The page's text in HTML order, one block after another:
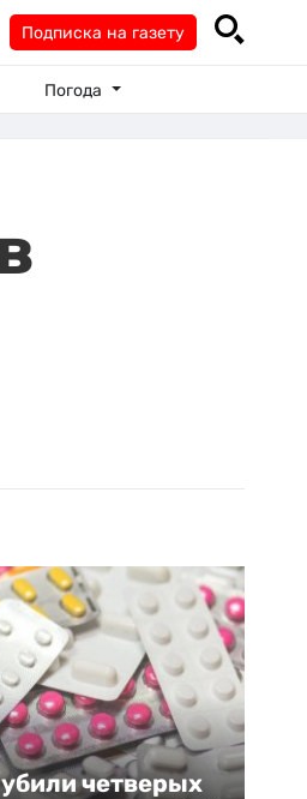
Подписка на газету
Погода
четверых